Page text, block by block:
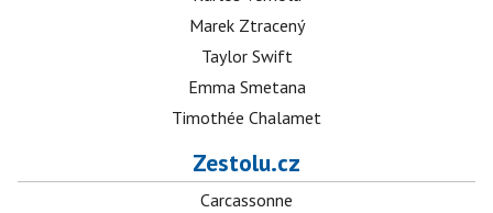
Marek Ztracený
Taylor Swift
Emma Smetana
Timothée Chalamet
Zestolu.cz
Carcassonne